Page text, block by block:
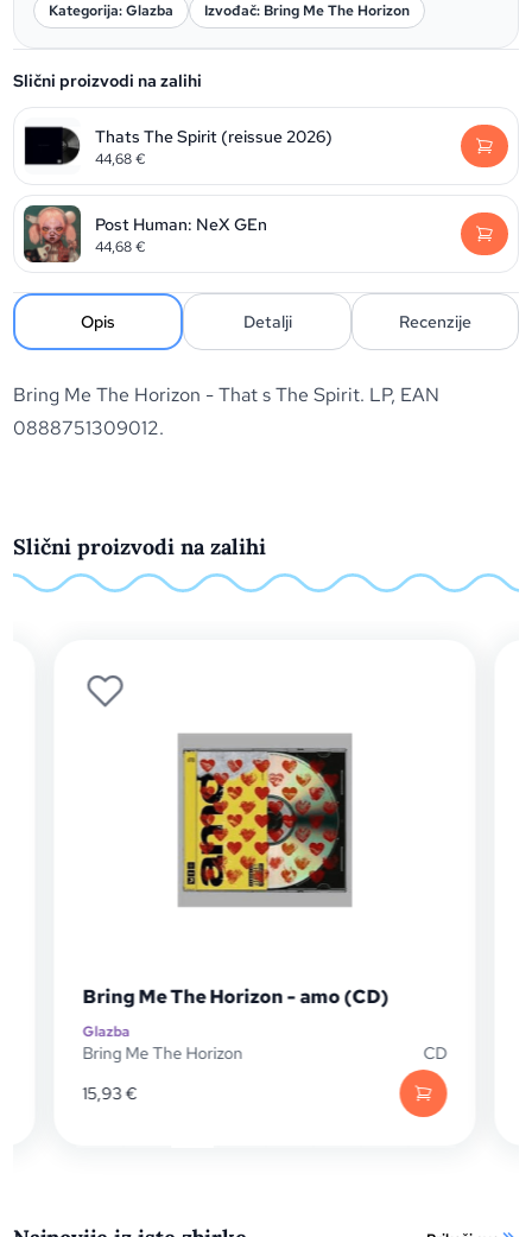
Kategorija: Glazba Izvođač: Bring Me The Horizon
Slični proizvodi na zalihi
Thats The Spirit (reissue 2026)
44,68€
Post Human: NeX GEn
44,68€
Opis Detalji Recenzije
Bring Me The Horizon - That s The Spirit. LP, EAN
0888751309012.
Slični proizvodi na zalihi
Bring Me The Horizon - amo (CD)
Glazba
Bring Me The Horizon
15,93€